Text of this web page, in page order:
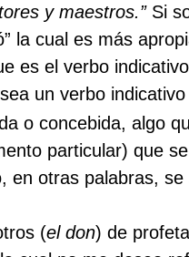
y maestros.”Si
la cual es más
es el verbo indicativo
un verbo indicativo
o concebida, algo
particular) que se
en otras palabras, se
(el don) de